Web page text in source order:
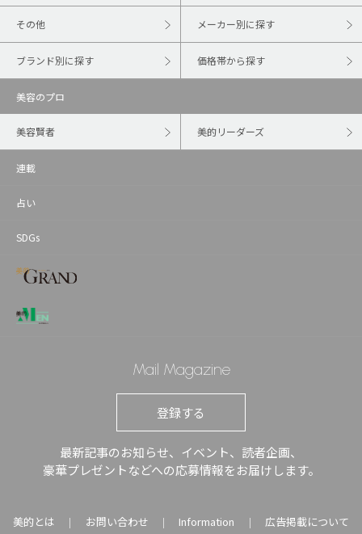
その他 メーカー別に探す
ブランド別に探す 価格帯から探す
美容のプロ
美容賢者 美的リーダーズ
連載
占い
SDGs
Mail Magazine
登録する
最新記事のお知らせ、イベント、読者企画、
豪華プレゼントなどへの応募情報をお届けします。
美的とは ｜ お問い合わせ ｜ Information ｜ 広告掲載について